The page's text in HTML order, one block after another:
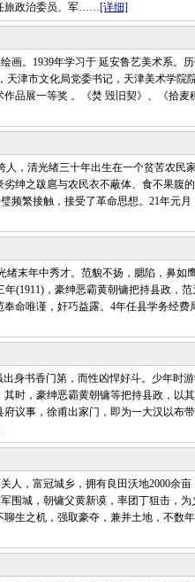
旅政治委员、军……[详细]
。1939年学习于 延安鲁艺美术系。
天津市文化局党委书记，天津美术学
品展一等奖 。《焚 毁旧契》、《拾
，清光绪三十年出生在一个贫苦农民
绅之跋扈与农民衣不蔽体、食不果腹
频繁接触，接受了革命思想。21年元
末年中秀才。范貌不扬，腮陷，鼻如
年(1911)，豪绅恶霸黄朝镛把持县政，
命唯谨，奸巧益露。4年任县学务经
书香门第，而性凶悍好斗。少年时游
时，豪绅恶霸黄朝镛等把持县政，以
议事，徐甫出家门，即为一大汉以布
，富冠城乡，拥有良田沃地2000余亩
围城，朝镛父黄新谟，率团丁狙击，
生之机，强取豪夺，兼并土地，不数